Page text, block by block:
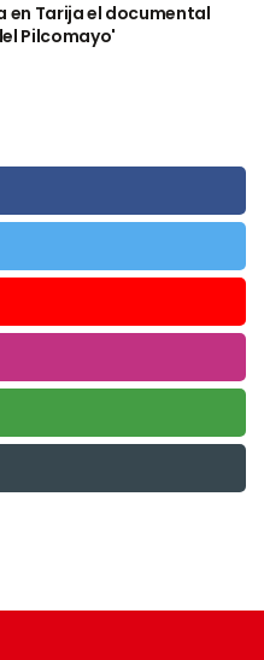
en Tarija el documental
Pilcomayo'